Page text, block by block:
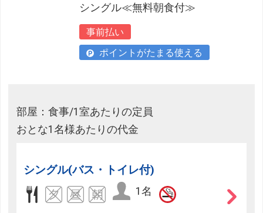
シングル≪無料朝食付≫
事前払い
ポイントがたまる使える
部屋：食事/1室あたりの定員
おとな1名様あたりの代金
シングル(バス・トイレ付)
1名